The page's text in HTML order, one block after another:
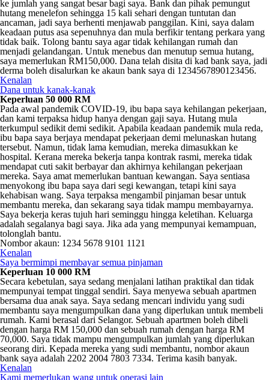
ke jumlah yang sangat besar bagi saya. Bank dan pihak pemungut
hutang menelefon sehingga 15 kali sehari dengan tuntutan dan
ancaman, jadi saya berhenti menjawab panggilan. Kini, saya dalam
keadaan putus asa sepenuhnya dan mula berfikir tentang perkara yang
tidak baik. Tolong bantu saya agar tidak kehilangan rumah dan
menjadi gelandangan. Untuk menebus dan menutup semua hutang,
saya memerlukan RM150,000. Dana telah disita di kad bank saya, jadi
derma boleh disalurkan ke akaun bank saya di 1234567890123456.
Kenalan
Dana untuk kanak-kanak
Keperluan 50 000 RM
Pada awal pandemik COVID-19, ibu bapa saya kehilangan pekerjaan,
dan kami terpaksa hidup hanya dengan gaji saya. Hutang mula
terkumpul sedikit demi sedikit. Apabila keadaan pandemik mula reda,
ibu bapa saya berjaya mendapat pekerjaan demi melunaskan hutang
tersebut. Namun, tidak lama kemudian, mereka dimasukkan ke
hospital. Kerana mereka bekerja tanpa kontrak rasmi, mereka tidak
mendapat cuti sakit berbayar dan akhirnya kehilangan pekerjaan
mereka. Saya amat memerlukan bantuan kewangan. Saya sentiasa
menyokong ibu bapa saya dari segi kewangan, tetapi kini saya
kehabisan wang. Saya terpaksa mengambil pinjaman besar untuk
membantu mereka, dan sekarang saya tidak mampu membayarnya.
Saya bekerja keras tujuh hari seminggu hingga keletihan. Keluarga
adalah segalanya bagi saya. Jika ada yang mempunyai kemampuan,
tolonglah bantu.
Nombor akaun: 1234 5678 9101 1121
Kenalan
Saya bermimpi membayar semua pinjaman
Keperluan 10 000 RM
Secara kebetulan, saya sedang menjalani latihan praktikal dan tidak
mempunyai tempat tinggal sendiri. Saya menyewa sebuah apartmen
bersama dua anak saya. Saya sedang mencari individu yang sudi
membantu saya mengumpulkan dana yang diperlukan untuk membeli
rumah. Kami berasal dari Selangor. Sebuah apartmen boleh dibeli
dengan harga RM 150,000 dan sebuah rumah dengan harga RM
70,000. Saya tidak mampu mengumpulkan jumlah yang diperlukan
seorang diri. Kepada mereka yang sudi membantu, nombor akaun
bank saya adalah 2202 2004 7803 7334. Terima kasih banyak.
Kenalan
Kami memerlukan wang untuk operasi lain